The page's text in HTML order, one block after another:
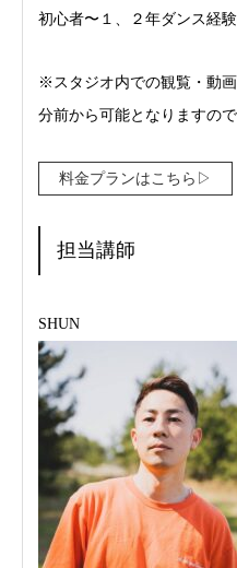
初心者〜１、２年ダンス経
※スタジオ内での観覧・動
分前から可能となりますの
料金プランはこちら▷
担当講師
SHUN